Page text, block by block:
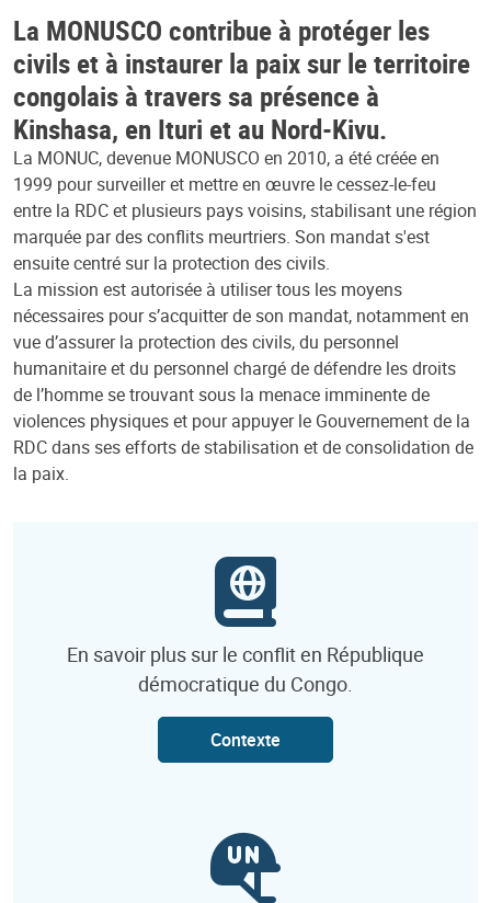
La MONUSCO contribue à protéger les
civils et à instaurer la paix sur le territoire
congolais à travers sa présence à
Kinshasa, en Ituri et au Nord-Kivu.
La MONUC, devenue MONUSCO en 2010, a été créée en
1999 pour surveiller et mettre en œuvre le cessez-le-feu
entre la RDC et plusieurs pays voisins, stabilisant une région
marquée par des conflits meurtriers. Son mandat s'est
ensuite centré sur la protection des civils.
La mission est autorisée à utiliser tous les moyens
nécessaires pour s’acquitter de son mandat, notamment en
vue d’assurer la protection des civils, du personnel
humanitaire et du personnel chargé de défendre les droits
de l’homme se trouvant sous la menace imminente de
violences physiques et pour appuyer le Gouvernement de la
RDC dans ses efforts de stabilisation et de consolidation de
la paix.
En savoir plus sur le conflit en République
démocratique du Congo.
Contexte